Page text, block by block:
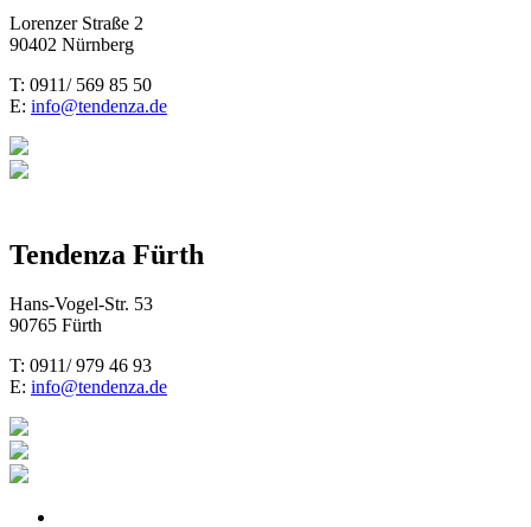
Lorenzer Straße 2
90402 Nürnberg
T: 0911/ 569 85 50
E: info@tendenza.de
Tendenza Fürth
Hans-Vogel-Str. 53
90765 Fürth
T: 0911/ 979 46 93
E: info@tendenza.de